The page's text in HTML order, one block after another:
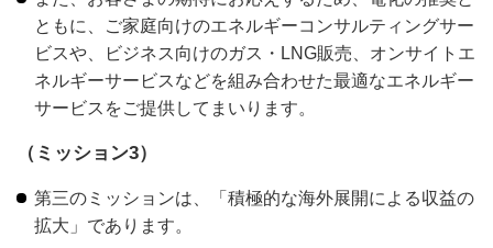
ともに、ご家庭向けのエネルギーコンサルティングサー
ビスや、ビジネス向けのガス・LNG販売、オンサイトエ
ネルギーサービスなどを組み合わせた最適なエネルギー
サービスをご提供してまいります。
（ミッション3）
第三のミッションは、「積極的な海外展開による収益の
拡大」であります。